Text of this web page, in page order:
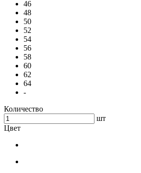
46
48
50
52
54
56
58
60
62
64
-
Количество
шт
Цвет